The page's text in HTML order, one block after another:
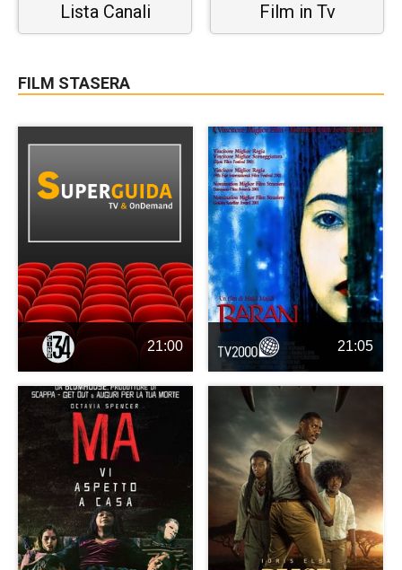
Lista Canali Film in Tv
FILM STASERA
21:00 21:05